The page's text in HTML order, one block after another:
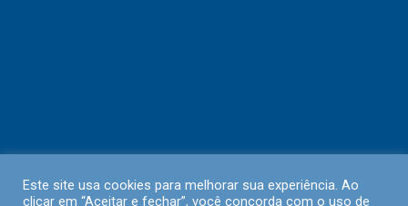
Este site usa cookies para melhorar sua experiência. Ao
clicar em “Aceitar e fechar”, você concorda com o uso de